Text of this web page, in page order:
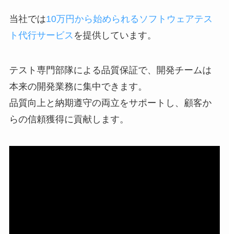
当社では10万円から始められるソフトウェアテス
ト代行サービス を提供しています。
テスト専門部隊による品質保証で、開発チームは
本来の開発業務に集中できます。
品質向上と納期遵守の両立をサポートし、顧客か
らの信頼獲得に貢献します。